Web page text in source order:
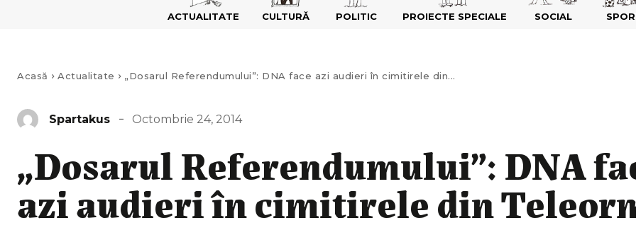
ACTUALITATE CULTURĂ POLITIC PROIECTE SPECIALE SOCIAL
Acasă Actualitate „Dosarul Referendumului”: DNA face azi audieri în cimitirele din...
Spartakus Octombrie 24, 2014
„Dosarul Referendumului”: DNA
azi audieri în cimitirele din